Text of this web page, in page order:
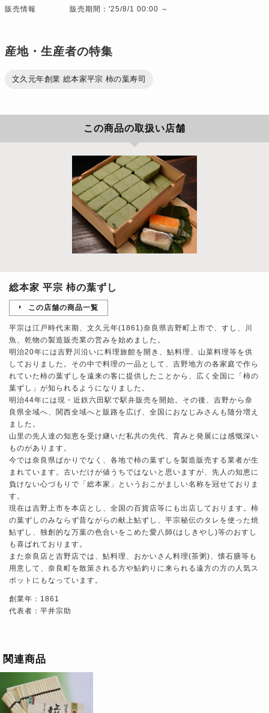
販売情報 販売期間：'25/8/1 00:00 ～
産地・生産者の特集
文久元年創業 総本家平宗 柿の葉寿司
この商品の取扱い店舗
総本家 平宗 柿の葉ずし
この店舗の商品一覧
平宗は江戸時代末期、文久元年(1861)奈良県吉野町上市で、すし、川
魚、乾物の製造販売業の営みを始めました。
明治20年には吉野川沿いに料理旅館を開き、鮎料理、山菜料理等を供
しておりました。その中で料理の一品として、吉野地方の各家庭で作ら
れていた柿の葉ずしを遠来の客に提供したことから、広く全国に「柿の
葉ずし」が知られるようになりました。
明治44年には現・近鉄六田駅で駅弁販売を開始。その後、吉野から奈
良県全域へ、関西全域へと販路を広げ、全国におなじみさんも随分増え
ました。
山里の先人達の知恵を受け継いだ私共の先代、育みと発展には感慨深い
ものがあります。
今では奈良県ばかりでなく、各地で柿の葉ずしを製造販売する業者が生
まれています。古いだけが値うちではないと思いますが、先人の知恵に
負けない心づもりで「総本家」というおこがましい名称を冠せておりま
す。
現在は吉野上市を本店とし、全国の百貨店等にも出店しております。柿
の葉ずしのみならず昔ながらの献上鮎ずし、平宗秘伝のタレを使った焼
鮎ずし、独創的な万葉の色合いをこめた愛八師(はしきやし)等のおすし
も喜ばれております。
また奈良店と吉野店では、鮎料理、おかいさん料理(茶粥)、懐石膳等も
用意して、奈良町を散策される方や鮎釣りに来られる遠方の方の人気ス
ポットにもなっています。
創業年：1861
代表者：平井宗助
関連商品